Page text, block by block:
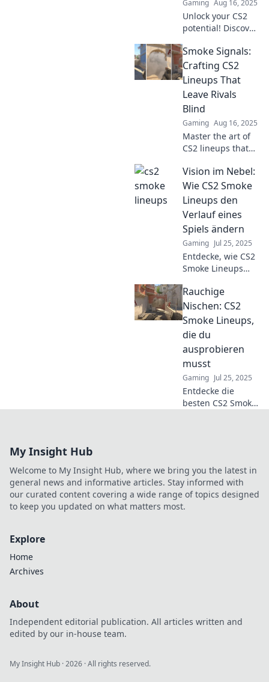
Gaming Aug 16, 2025
Unlock your CS2
potential! Discover
tips in Smoke
Signals to
dominate the
game and leave
your opponents in
the dust.
Smoke Signals:
Crafting CS2
Lineups That
Leave Rivals
Blind
Gaming Aug 16, 2025
Master the art of
CS2 lineups that
disrupt! Unlock
strategies to blind
your rivals and
dominate the
game today!
Vision im Nebel:
Wie CS2 Smoke
Lineups den
Verlauf eines
Spiels ändern
Gaming Jul 25, 2025
Entdecke, wie CS2
Smoke Lineups
verändern können!
Unsere Tipps
helfen dir, das
Spiel zu
dominieren und
deine Gegner zu
überraschen.
Rauchige
Nischen: CS2
Smoke Lineups,
die du
ausprobieren
musst
Gaming Jul 25, 2025
Entdecke die
besten CS2 Smoke
überwinde das
Spiel!
My Insight Hub
Welcome to My Insight Hub, where we bring you the latest in
general news and informative articles. Stay informed with
our curated content covering a wide range of topics designed
to keep you updated on what matters most.
Explore
Home
Archives
About
Independent editorial publication. All articles written and
edited by our in-house team.
My Insight Hub ·2026 · All rights reserved.